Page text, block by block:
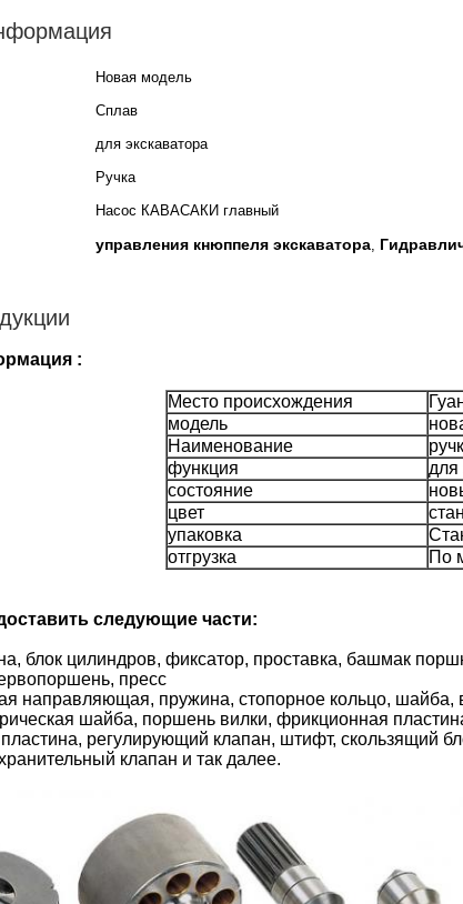
Новая модель
Сплав
для экскаватора
Ручка
Насос КАВАСАКИ главный
управления кнюппеля экскаватора,
:
Место происхождения
модель
Наименование
функция
для
состояние
цвет
упаковка
отгрузка
По
следующие части:
блок цилиндров, фиксатор, проставка, башмак
пресс
направляющая, пружина, стопорное кольцо,
шайба, поршень вилки, фрикционная
регулирующий клапан, штифт, скользящий
клапан и так далее.